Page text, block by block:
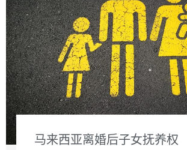
马来西亚离婚后子女抚养权